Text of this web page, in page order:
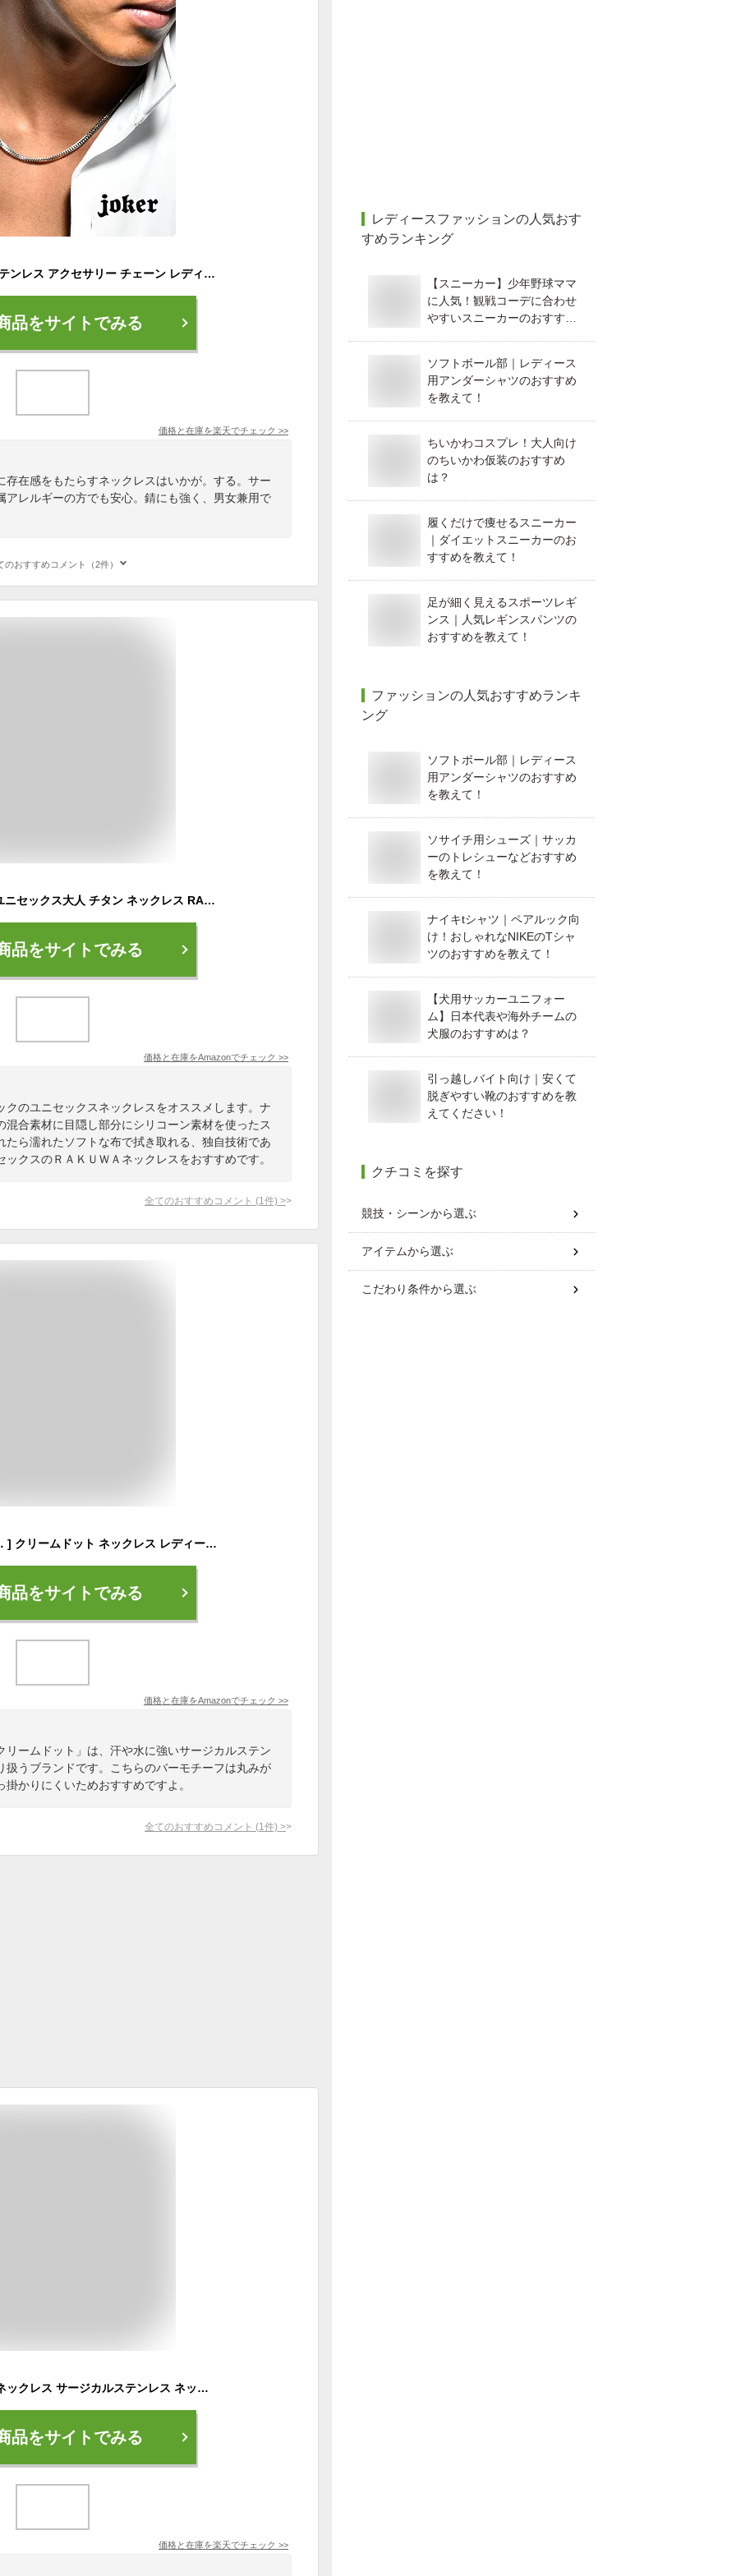
ネックレス メンズ ステンレス アクセサリー チェーン レディース つけっぱなし サビない サージカル 金属アレルギー アレルギー対応 ファインスチール finesteel シンプル ブランド ペア おしゃれ プレゼント ジョーカー joker ブローディア
品をサイトでみる
価格と在庫を楽天でチェック >>
存在感をもたらすネックレスはいかが。する。サー
アレルギーの方でも安心。錆にも強く、男女兼用で
のおすすめコメント（2件）
phiten(ファイテン) ユニセックス大人 チタン ネックレス RAKUWAネック ゼネラルモデル ブラック 50cm
品をサイトでみる
価格と在庫をAmazonでチェック >>
クのユニセックスネックレスをオススメします。ナ
合素材に目隠し部分にシリコーン素材を使ったス
たら濡れたソフトな布で拭き取れる、独自技術であ
クスのＲＡＫＵＷＡネックレスをおすすめです。
全てのおすすめコメント (1 件) >
[Ｃｒｅａｍ ｄｏｔ．] クリームドット ネックレス レディース 人気 金属アレルギー ステンレス製 316L つけっぱなし サージカルステンレス スネークチェーン 変形 歪 ドロップバー アシンメトリー 【ゴールド×ワンサイズ】
品をサイトでみる
価格と在庫をAmazonでチェック >>
リームドット」は、汗や水に強いサージカルステン
扱うブランドです。こちらのバーモチーフは丸みが
かりにくいためおすすめですよ。
全てのおすすめコメント (1 件) >
金属アレルギー対応 ネックレス サージカルステンレス ネックレス 打刻サークル 9ミリ デザイン チェーン ネックレス 華奢 43cm 変色しない 錆びない つけっぱなし ネックレス ゴールド アクセサリー 金属アレルギー対応mitravita ミテラヴィータ 【N194】
品をサイトでみる
価格と在庫を楽天でチェック >>
レディースファッションの人気おす
すめランキング
【スニーカー】少年野球ママ
に人気！観戦コーデに合わせ
やすいスニーカーのおすすめ
ソフトボール部｜レディース
用アンダーシャツのおすすめ
を教えて！
ちいかわコスプレ！大人向け
のちいかわ仮装のおすすめ
は？
履くだけで痩せるスニーカー
｜ダイエットスニーカーのお
すすめを教えて！
足が細く見えるスポーツレギ
ンス｜人気レギンスパンツの
おすすめを教えて！
ファッションの人気おすすめランキ
ング
ソフトボール部｜レディース
用アンダーシャツのおすすめ
を教えて！
ソサイチ用シューズ｜サッカ
ーのトレシューなどおすすめ
を教えて！
ナイキtシャツ｜ペアルック向
け！おしゃれなNIKEのTシャ
ツのおすすめを教えて！
【犬用サッカーユニフォー
ム】日本代表や海外チームの
犬服のおすすめは？
引っ越しバイト向け｜安くて
脱ぎやすい靴のおすすめを教
えてください！
クチコミを探す
競技・シーンから選ぶ
アイテムから選ぶ
こだわり条件から選ぶ